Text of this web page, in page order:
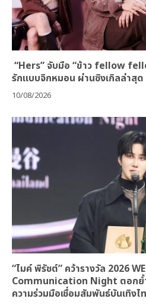
“Hers” จับมือ “ข้าว fellow
รักแบบจิกหมอน ผ่านซิงเกิลล่าสุด
10/08/2026
“ไมค์ พิรัชต์” คว้ารางวัล 2026
Communication Night ตอกย้
ความร่วมมือเชื่อมสัมพันธ์บันเทิงไ